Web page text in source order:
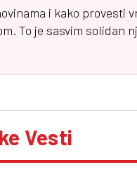
i kako provesti
To je sasvim solidan
Vesti